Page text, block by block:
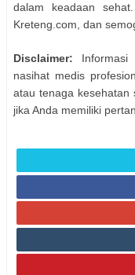
dalam keadaan
Kreteng.com, dan
Disclaimer: Informasi
nasihat medis
atau tenaga kesehatan
jika Anda memiliki